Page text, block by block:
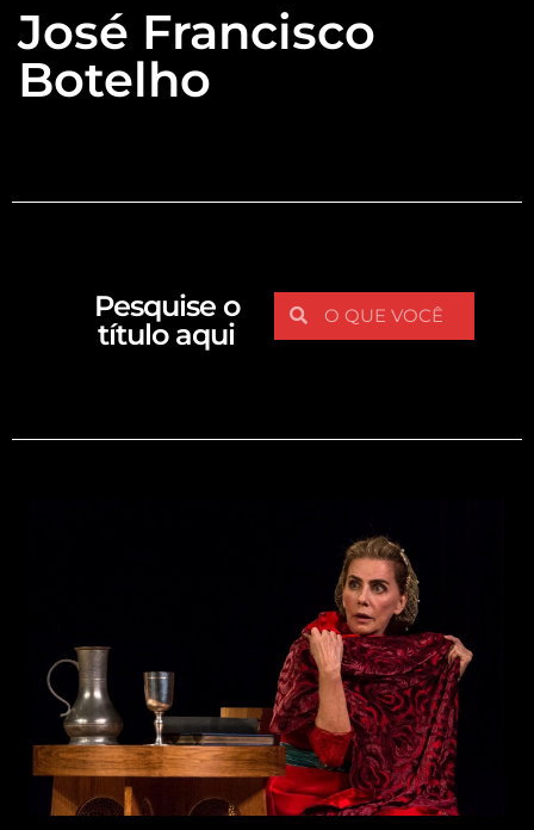
José Francisco
Botelho
Pesquise o
título aqui